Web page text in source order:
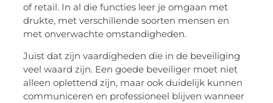
of retail. In al die functies leer je omgaan met
drukte, met verschillende soorten mensen en
met onverwachte omstandigheden.
Juist dat zijn vaardigheden die in de beveiliging
veel waard zijn. Een goede beveiliger moet niet
alleen oplettend zijn, maar ook duidelijk kunnen
communiceren en professioneel blijven wanneer